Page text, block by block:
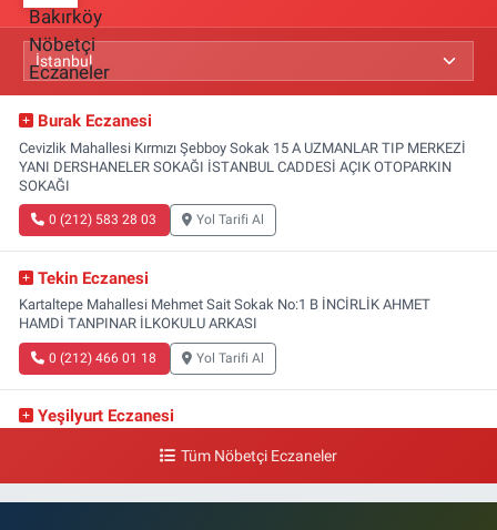
Burak Eczanesi
Cevizlik Mahallesi Kırmızı Şebboy Sokak 15 A UZMANLAR TIP MERKEZİ
YANI DERSHANELER SOKAĞI İSTANBUL CADDESİ AÇIK OTOPARKIN
SOKAĞI
0 (212) 583 28 03 Yol Tarifi Al
Tekin Eczanesi
Kartaltepe Mahallesi Mehmet Sait Sokak No:1 B İNCİRLİK AHMET
HAMDİ TANPINAR İLKOKULU ARKASI
0 (212) 466 01 18 Yol Tarifi Al
Yeşilyurt Eczanesi
Tüm Nöbetçi Eczaneler